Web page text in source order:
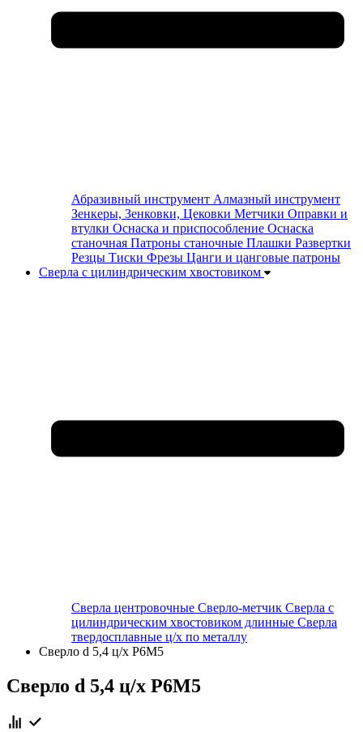
Абразивный инструмент Алмазный инструмент
Зенкеры, Зенковки, Цековки Метчики Оправки и
втулки Оснаска и приспособление Оснаска
станочная Патроны станочные Плашки Развертки
Резцы Тиски Фрезы Цанги и цанговые патроны
Сверла с цилиндрическим хвостовиком
Сверла центровочные Сверло-метчик Сверла с
цилиндрическим хвостовиком длинные Сверла
твердосплавные ц/х по металлу
Сверло d 5,4 ц/х Р6М5
Сверло d 5,4 ц/х Р6М5